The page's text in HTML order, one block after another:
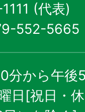
(代表)
552-5665
分から午後
日[祝日・